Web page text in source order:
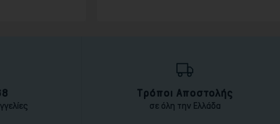
Τρόποι Αποστολής
σε όλη την Ελλάδα